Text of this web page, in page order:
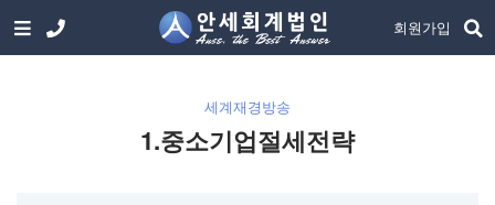
회원가입
세계재경방송
1.중소기업절세전략